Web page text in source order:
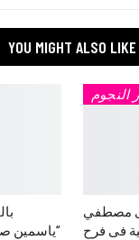
YOU MIGHT ALSO LIKE
“ياسمين
النجوم
مصطفي
فى فرح